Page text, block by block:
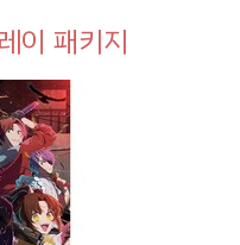
이 패키지